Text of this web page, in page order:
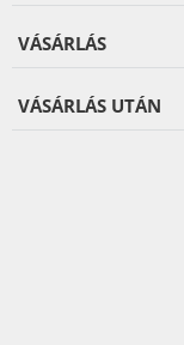
VÁSÁRLÁS
VÁSÁRLÁS UTÁN